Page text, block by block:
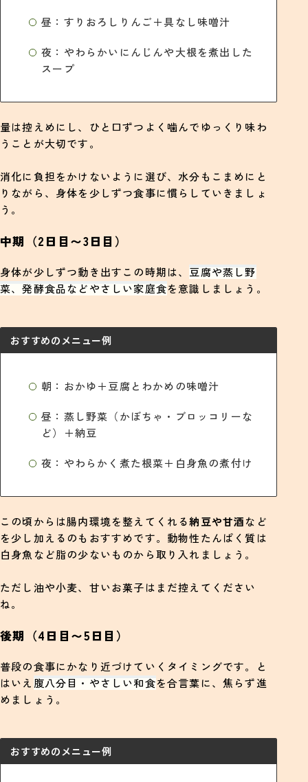
昼：すりおろしりんご＋具なし味噌汁
夜：やわらかいにんじんや大根を煮出した
スープ
量は控えめにし、ひと口ずつよく噛んでゆっくり味わ
うことが大切です。
消化に負担をかけないように選び、水分もこまめにと
りながら、身体を少しずつ食事に慣らしていきましょ
う。
中期（2日目〜3日目）
身体が少しずつ動き出すこの時期は、 豆腐や蒸し野
菜、発酵食品などやさしい家庭食を意識しましょう。
おすすめのメニュー例
朝：おかゆ＋豆腐とわかめの味噌汁
昼：蒸し野菜（かぼちゃ・ブロッコリーな
ど）＋納豆
夜：やわらかく煮た根菜＋白身魚の煮付け
この頃からは腸内環境を整えてくれる納豆や甘酒など
を少し加えるのもおすすめです。動物性たんぱく質は
白身魚など脂の少ないものから取り入れましょう。
ただし油や小麦、甘いお菓子はまだ控えてください
ね。
後期（4日目〜5日目）
普段の食事にかなり近づけていくタイミングです。と
はいえ 腹八分目・やさしい和食を合言葉に、焦らず進
めましょう。
おすすめのメニュー例